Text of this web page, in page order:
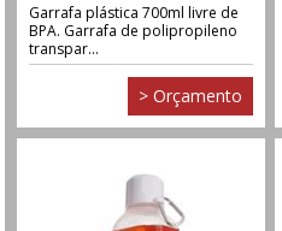
Garrafa plástica 700ml livre de
BPA. Garrafa de polipropileno
transpar...
> Orçamento